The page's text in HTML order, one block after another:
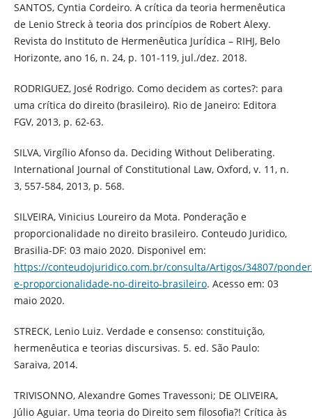
SANTOS, Cyntia Cordeiro. A crítica da teoria hermenêutica
de Lenio Streck à teoria dos princípios de Robert Alexy.
Revista do Instituto de Hermenêutica Jurídica – RIHJ, Belo
Horizonte, ano 16, n. 24, p. 101-119, jul./dez. 2018.
RODRIGUEZ, José Rodrigo. Como decidem as cortes?: para
uma crítica do direito (brasileiro). Rio de Janeiro: Editora
FGV, 2013, p. 62-63.
SILVA, Virgílio Afonso da. Deciding Without Deliberating.
International Journal of Constitutional Law, Oxford, v. 11, n.
3, 557-584, 2013, p. 568.
SILVEIRA, Vinicius Loureiro da Mota. Ponderação e
proporcionalidade no direito brasileiro. Conteudo Juridico,
Brasilia-DF: 03 maio 2020. Disponivel em:
https://conteudojuridico.com.br/consulta/Artigos/34807/
e-proporcionalidade-no-direito-brasileiro. Acesso em: 03
maio 2020.
STRECK, Lenio Luiz. Verdade e consenso: constituição,
hermenêutica e teorias discursivas. 5. ed. São Paulo:
Saraiva, 2014.
TRIVISONNO, Alexandre Gomes Travessoni; DE OLIVEIRA,
Júlio Aguiar. Uma teoria do Direito sem filosofia?! Crítica às